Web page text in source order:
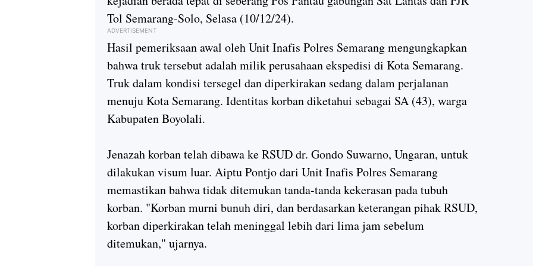
Tol Semarang-Solo, Selasa (10/12/24).
ADVERTISEMENT
Hasil pemeriksaan awal oleh Unit Inafis Polres Semarang mengungkapkan
bahwa truk tersebut adalah milik perusahaan ekspedisi di Kota Semarang.
Truk dalam kondisi tersegel dan diperkirakan sedang dalam perjalanan
menuju Kota Semarang. Identitas korban diketahui sebagai SA (43), warga
Kabupaten Boyolali.
Jenazah korban telah dibawa ke RSUD dr. Gondo Suwarno, Ungaran, untuk
dilakukan visum luar. Aiptu Pontjo dari Unit Inafis Polres Semarang
memastikan bahwa tidak ditemukan tanda-tanda kekerasan pada tubuh
korban. "Korban murni bunuh diri, dan berdasarkan keterangan pihak RSUD,
korban diperkirakan telah meninggal lebih dari lima jam sebelum
ditemukan," ujarnya.